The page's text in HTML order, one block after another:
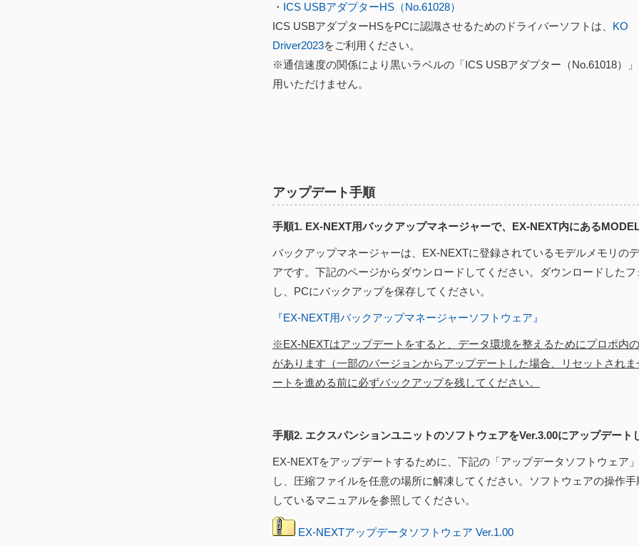
・ ICS USBアダプターHS（No.61028）
ICS USBアダプターHSをPCに認識させるためのドライバーソフトは、 KO
Driver2023をご利用ください。
※通信速度の関係により黒いラベルの「ICS USBアダプター（No.61018）
用いただけません。
アップデート手順
手順1. EX-NEXT用バックアップマネージャーで、EX-NEXT内にある
バックアップマネージャーは、EX-NEXTに登録されているモデルメモリの
アです。下記のページからダウンロードしてください。ダウンロードした
し、PCにバックアップを保存してください。
『EX-NEXT用バックアップマネージャーソフトウェア』
※EX-NEXTはアップデートをすると、データ環境を整えるためにプロポ内
があります（一部のバージョンからアップデートした場合、リセットされ
ートを進める前に必ずバックアップを残してください。
手順2. エクスパンションユニットのソフトウェアをVer.3.00にアップデート
EX-NEXTをアップデートするために、下記の「アップデータソフトウェア
し、圧縮ファイルを任意の場所に解凍してください。ソフトウェアの操作
しているマニュアルを参照してください。
EX-NEXTアップデータソフトウェア Ver.1.00